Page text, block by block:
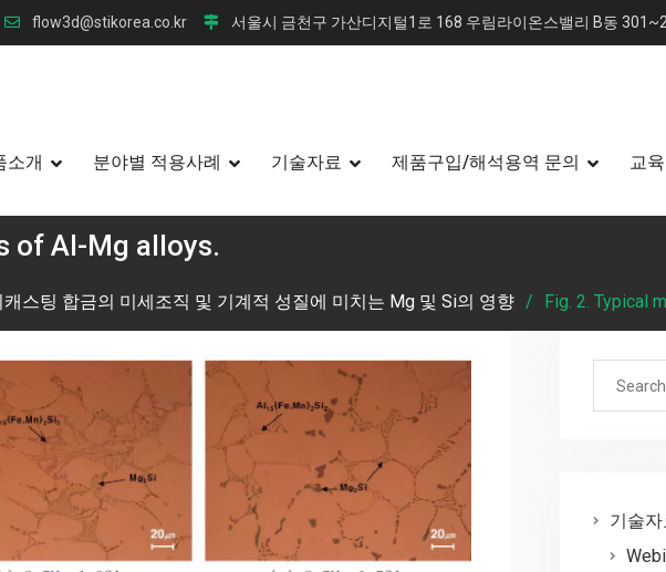
flow3d@stikorea.co.kr 서울시 금천구 가산디지털1로 168 우림라이온스밸리 B동 301~2
소개 분야별 적용사례 기술자료 제품구입/해석용역 문의 교
of Al-Mg alloys.
스팅 합금의 미세조직 및 기계적 성질에 미치는 Mg 및 Si의 영향 Fig. 2. Typical
기술